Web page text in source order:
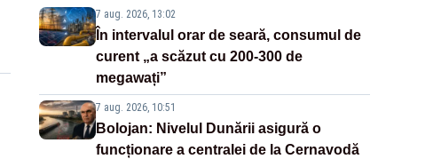
7 aug. 2026, 13:02
În intervalul orar de seară, consumul de
curent „a scăzut cu 200-300 de
megawați”
7 aug. 2026, 10:51
Bolojan: Nivelul Dunării asigură o
funcționare a centralei de la Cernavodă